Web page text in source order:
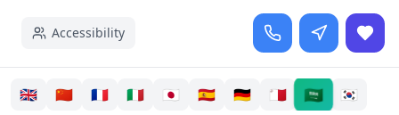
Accessibility
🇬🇧 🇨🇳 🇫🇷 🇮🇹 🇯🇵 🇪🇸 🇩🇪 🇲🇹 🇸🇦 🇰🇷